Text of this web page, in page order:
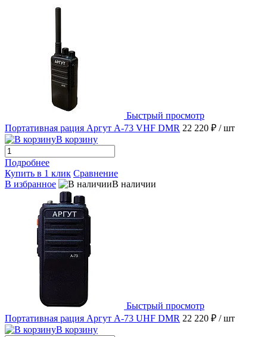
Быстрый просмотр
Портативная рация Аргут А-73 VHF DMR 22 220 ₽ / шт
В корзину
Подробнее
Купить в 1 клик Сравнение
В избранное
В наличии
Быстрый просмотр
Портативная рация Аргут А-73 UHF DMR 22 220 ₽ / шт
В корзину